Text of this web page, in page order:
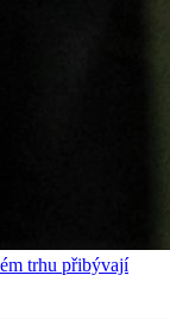
trhu přibývají